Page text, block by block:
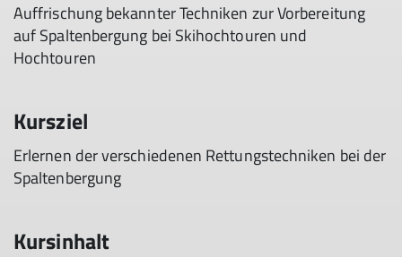
Auffrischung bekannter Techniken zur Vorbereitung
auf Spaltenbergung bei Skihochtouren und
Hochtouren
Kursziel
Erlernen der verschiedenen Rettungstechniken bei der
Spaltenbergung
Kursinhalt